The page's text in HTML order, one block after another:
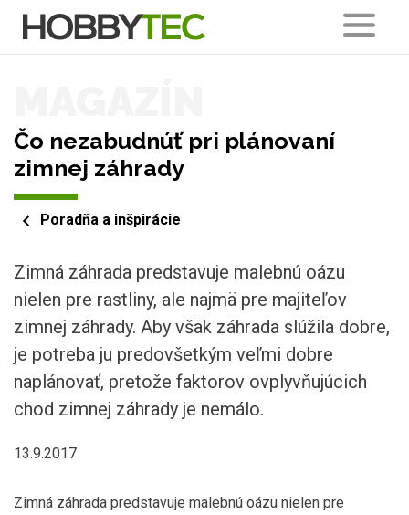
Čo nezabudnúť pri plánovaní
zimnej záhrady
Poradňa a inšpirácie
Zimná záhrada predstavuje malebnú oázu
nielen pre rastliny, ale najmä pre majiteľov
zimnej záhrady. Aby však záhrada slúžila dobre,
je potreba ju predovšetkým veľmi dobre
naplánovať, pretože faktorov ovplyvňujúcich
chod zimnej záhrady je nemálo.
13.9.2017
Zimná záhrada predstavuje malebnú oázu nielen pre